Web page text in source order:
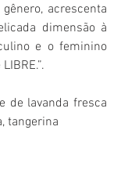
acrescenta
dimensão à
e o feminino
de lavanda fresca
tangerina